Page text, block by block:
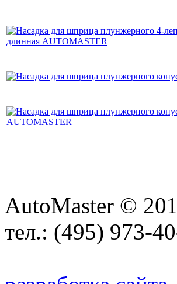
AutoMaster ©
тел.: (495) 973-